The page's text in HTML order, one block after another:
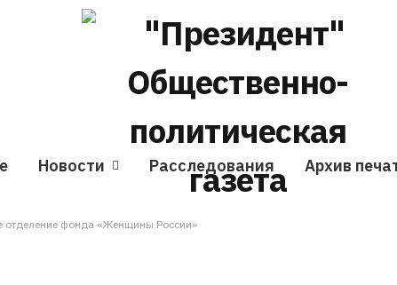
Новости Расследования Архив
отделение фонда «Женщины России»